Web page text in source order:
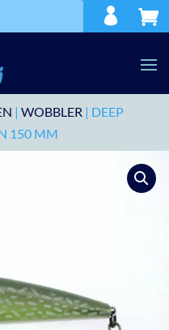
| WOBBLER | DEEP
150 MM